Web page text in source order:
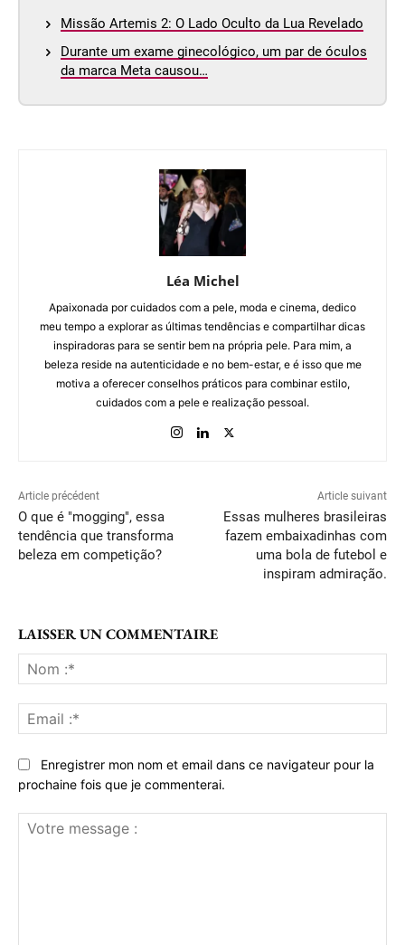
Missão Artemis 2: O Lado Oculto da Lua Revelado
Durante um exame ginecológico, um par de óculos
da marca Meta causou…
Léa Michel
Apaixonada por cuidados com a pele, moda e cinema, dedico
meu tempo a explorar as últimas tendências e compartilhar dicas
inspiradoras para se sentir bem na própria pele. Para mim, a
beleza reside na autenticidade e no bem-estar, e é isso que me
motiva a oferecer conselhos práticos para combinar estilo,
cuidados com a pele e realização pessoal.
Article précédent
O que é "mogging", essa
tendência que transforma
beleza em competição?
Article suivant
Essas mulheres brasileiras
fazem embaixadinhas com
uma bola de futebol e
inspiram admiração.
LAISSER UN COMMENTAIRE
:*
:*
Enregistrer mon nom et email dans ce navigateur pour la
prochaine fois que je commenterai.